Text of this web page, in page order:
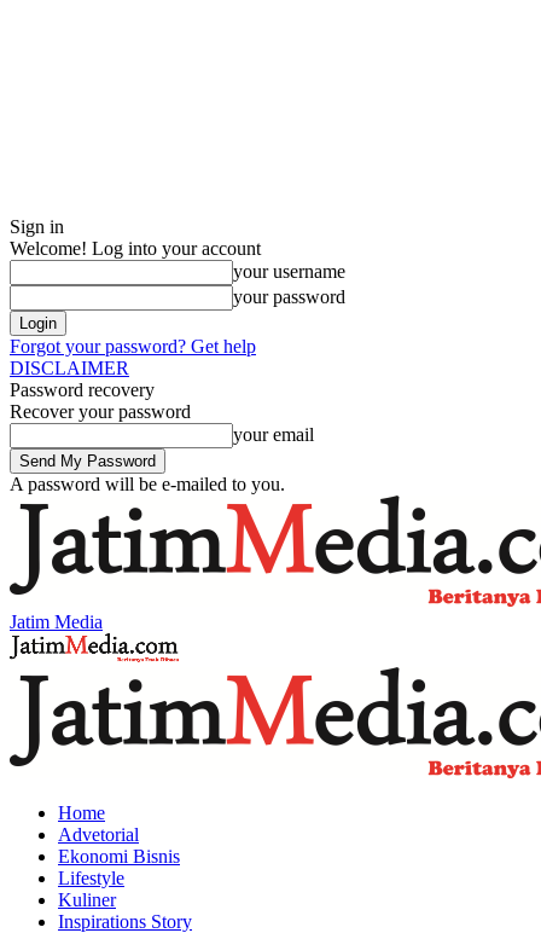
Sign in
Welcome! Log into your account
your username
your password
Forgot your password? Get help
DISCLAIMER
Password recovery
Recover your password
your email
A password will be e-mailed to you.
Jatim Media
Home
Advetorial
Ekonomi Bisnis
Lifestyle
Kuliner
Inspirations Story